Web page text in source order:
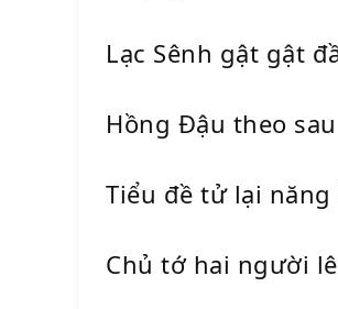
Lạc Sênh gật gật
Hồng Đậu theo
Tiểu đề tử lại
Chủ tớ hai người